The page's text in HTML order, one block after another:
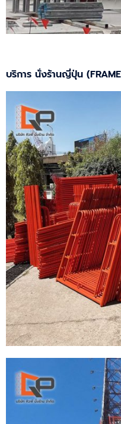
บริการ นั่งร้านญี่ปุ่น